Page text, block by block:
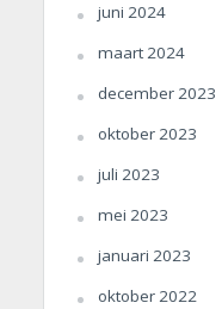
juni 2024
maart 2024
december 2023
oktober 2023
juli 2023
mei 2023
januari 2023
oktober 2022